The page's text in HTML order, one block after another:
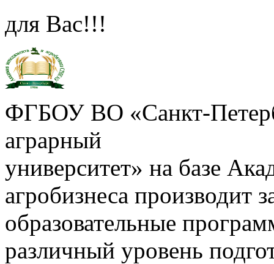
для Вас!!!
ФГБОУ ВО «Санкт-
аграрный
университет» на базе
агробизнеса производит
образовательные
различный уровень